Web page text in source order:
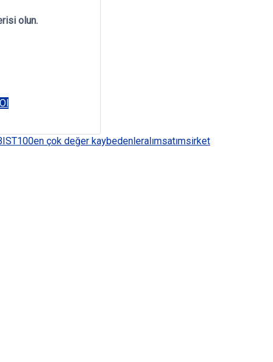
olun.
en çok değer kaybedenleralımsatımsirket